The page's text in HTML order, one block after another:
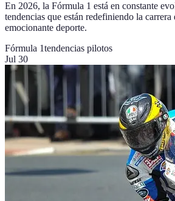
En 2026, la Fórmula 1 está en constante
tendencias que están redefiniendo la carrera
emocionante deporte.
Fórmula 1tendencias pilotos
Jul 30